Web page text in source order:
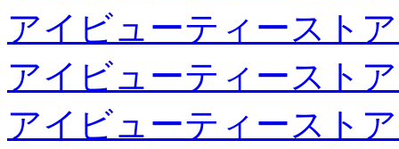
アイビューティースト
アイビューティースト
アイビューティースト